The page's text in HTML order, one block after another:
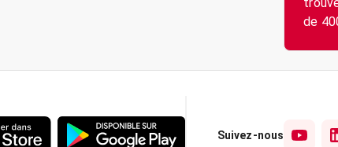
de
Suivez-nous